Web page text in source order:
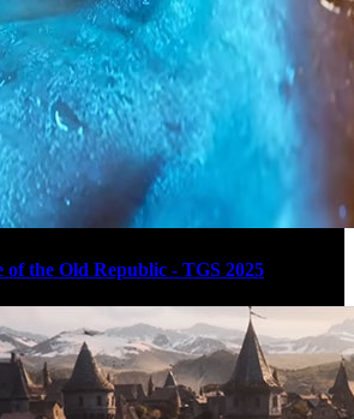
of the Old Republic - TGS 2025